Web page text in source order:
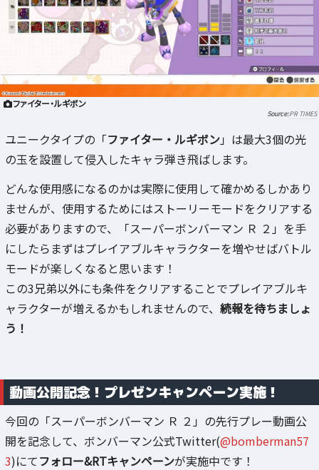
ファイター・ルギボン
PR TIMES
ユニークタイプの「ファイター・ルギボン」は最大3個の光
の玉を設置して侵入したキャラ弾き飛ばします。
どんな使用感になるのかは実際に使用して確かめるしかあり
ませんが、使用するためにはストーリーモードをクリアする
必要がありますので、「スーパーボンバーマン Ｒ ２」を手
にしたらまずはプレイアブルキャラクターを増やせばバトル
モードが楽しくなると思います！
この3兄弟以外にも条件をクリアすることでプレイアブルキ
ャラクターが増えるかもしれませんので、 続報を待ちましょ
う！
動画公開記念！プレゼンキャンペーン実施！
今回の「スーパーボンバーマン Ｒ ２」の先行プレー動画公
開を記念して、ボンバーマン公式Twitter(@bomberman57
3)にてフォロー&RTキャンペーンが実施中です！